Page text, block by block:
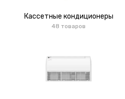
Кассетные кондиционеры
48 товаров